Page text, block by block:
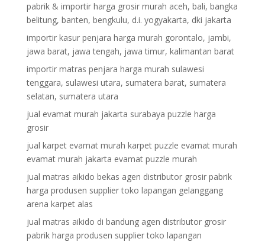
pabrik & importir harga grosir murah aceh, bali, bangka
belitung, banten, bengkulu, d.i. yogyakarta, dki jakarta
importir kasur penjara harga murah gorontalo, jambi,
jawa barat, jawa tengah, jawa timur, kalimantan barat
importir matras penjara harga murah sulawesi
tenggara, sulawesi utara, sumatera barat, sumatera
selatan, sumatera utara
jual evamat murah jakarta surabaya puzzle harga
grosir
jual karpet evamat murah karpet puzzle evamat murah
evamat murah jakarta evamat puzzle murah
jual matras aikido bekas agen distributor grosir pabrik
harga produsen supplier toko lapangan gelanggang
arena karpet alas
jual matras aikido di bandung agen distributor grosir
pabrik harga produsen supplier toko lapangan